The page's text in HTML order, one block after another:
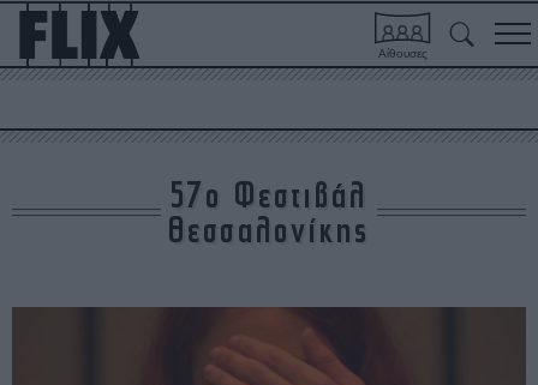
Αίθουσες
57ο Φεστιβάλ
Θεσσαλονίκης